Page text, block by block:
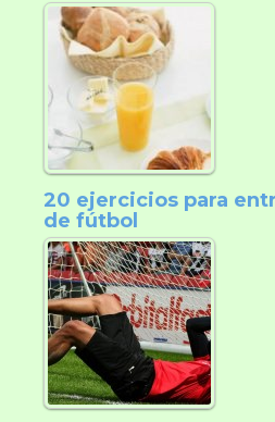
20 ejercicios para
de fútbol